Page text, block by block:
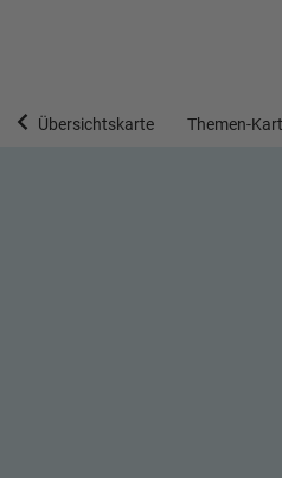
Übersichtskarte Themen-